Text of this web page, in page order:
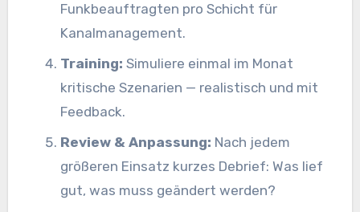
Funkbeauftragten pro Schicht für
Kanalmanagement.
Training: Simuliere einmal im Monat
kritische Szenarien — realistisch und mit
Feedback.
Review & Anpassung: Nach jedem
größeren Einsatz kurzes Debrief: Was lief
gut, was muss geändert werden?